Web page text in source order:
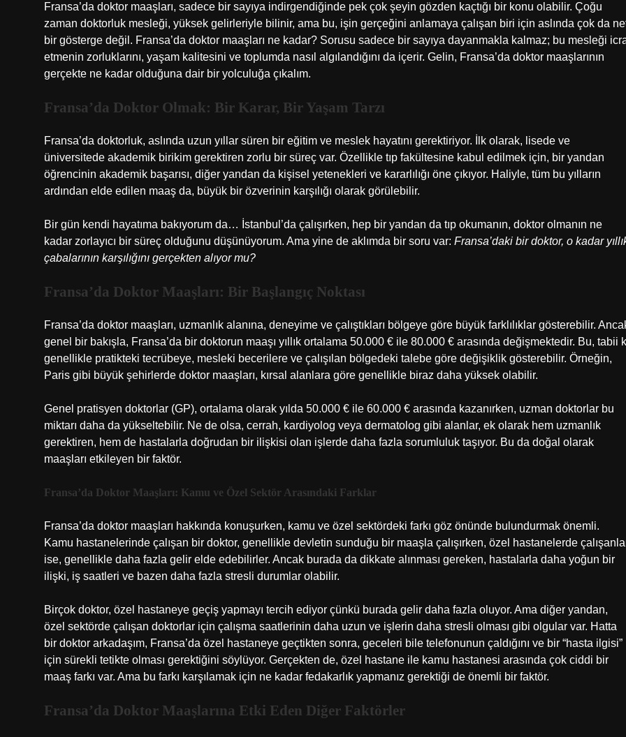
Fransa’da doktor maaşları, sadece bir sayıya indirgendiğinde pek çok şeyin gözden kaçtığı bir konu olabilir. Çoğu
zaman doktorluk mesleği, yüksek gelirleriyle bilinir, ama bu, işin gerçeğini anlamaya çalışan biri için aslında çok da
bir gösterge değil. Fransa’da doktor maaşları ne kadar? Sorusu sadece bir sayıya dayanmakla kalmaz; bu mesleği
etmenin zorluklarını, yaşam kalitesini ve toplumda nasıl algılandığını da içerir. Gelin, Fransa’da doktor maaşlarının
gerçekte ne kadar olduğuna dair bir yolculuğa çıkalım.
Fransa’da Doktor Olmak: Bir Karar, Bir Yaşam Tarzı
Fransa’da doktorluk, aslında uzun yıllar süren bir eğitim ve meslek hayatını gerektiriyor. İlk olarak, lisede ve
üniversitede akademik birikim gerektiren zorlu bir süreç var. Özellikle tıp fakültesine kabul edilmek için, bir yandan
öğrencinin akademik başarısı, diğer yandan da kişisel yetenekleri ve kararlılığı öne çıkıyor. Haliyle, tüm bu yılların
ardından elde edilen maaş da, büyük bir özverinin karşılığı olarak görülebilir.
Bir gün kendi hayatıma bakıyorum da… İstanbul’da çalışırken, hep bir yandan da tıp okumanın, doktor olmanın ne
kadar zorlayıcı bir süreç olduğunu düşünüyorum. Ama yine de aklımda bir soru var: Fransa’daki bir doktor, o kadar
çabalarının karşılığını gerçekten alıyor mu?
Fransa’da Doktor Maaşları: Bir Başlangıç Noktası
Fransa’da doktor maaşları, uzmanlık alanına, deneyime ve çalıştıkları bölgeye göre büyük farklılıklar gösterebilir.
genel bir bakışla, Fransa’da bir doktorun maaşı yıllık ortalama 50.000 € ile 80.000 € arasında değişmektedir. Bu, tabii
genellikle pratikteki tecrübeye, mesleki becerilere ve çalışılan bölgedeki talebe göre değişiklik gösterebilir. Örneğin,
Paris gibi büyük şehirlerde doktor maaşları, kırsal alanlara göre genellikle biraz daha yüksek olabilir.
Genel pratisyen doktorlar (GP), ortalama olarak yılda 50.000 € ile 60.000 € arasında kazanırken, uzman doktorlar bu
miktarı daha da yükseltebilir. Ne de olsa, cerrah, kardiyolog veya dermatolog gibi alanlar, ek olarak hem uzmanlık
gerektiren, hem de hastalarla doğrudan bir ilişkisi olan işlerde daha fazla sorumluluk taşıyor. Bu da doğal olarak
maaşları etkileyen bir faktör.
Fransa’da Doktor Maaşları: Kamu ve Özel Sektör Arasındaki Farklar
Fransa’da doktor maaşları hakkında konuşurken, kamu ve özel sektördeki farkı göz önünde bulundurmak önemli.
Kamu hastanelerinde çalışan bir doktor, genellikle devletin sunduğu bir maaşla çalışırken, özel hastanelerde
ise, genellikle daha fazla gelir elde edebilirler. Ancak burada da dikkate alınması gereken, hastalarla daha yoğun bir
ilişki, iş saatleri ve bazen daha fazla stresli durumlar olabilir.
Birçok doktor, özel hastaneye geçiş yapmayı tercih ediyor çünkü burada gelir daha fazla oluyor. Ama diğer yandan,
özel sektörde çalışan doktorlar için çalışma saatlerinin daha uzun ve işlerin daha stresli olması gibi olgular var. Hatta
bir doktor arkadaşım, Fransa’da özel hastaneye geçtikten sonra, geceleri bile telefonunun çaldığını ve bir “hasta ilgisi”
için sürekli tetikte olması gerektiğini söylüyor. Gerçekten de, özel hastane ile kamu hastanesi arasında çok ciddi bir
maaş farkı var. Ama bu farkı karşılamak için ne kadar fedakarlık yapmanız gerektiği de önemli bir faktör.
Fransa’da Doktor Maaşlarına Etki Eden Diğer Faktörler